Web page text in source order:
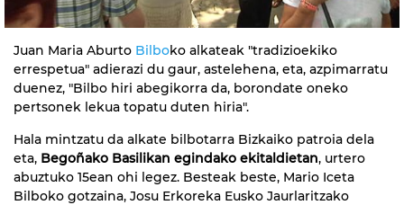
Juan Maria Aburto Bilboko alkateak "tradizioekiko
errespetua" adierazi du gaur, astelehena, eta, azpimarratu
duenez, "Bilbo hiri abegikorra da, borondate oneko
pertsonek lekua topatu duten hiria".
Hala mintzatu da alkate bilbotarra Bizkaiko patroia dela
eta, Begoñako Basilikan egindako ekitaldietan, urtero
abuztuko 15ean ohi legez. Besteak beste, Mario Iceta
Bilboko gotzaina, Josu Erkoreka Eusko Jaurlaritzako